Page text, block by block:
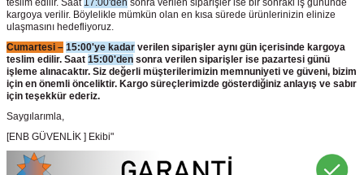
kargoya verilir. Böylelikle mümkün olan en kısa sürede ürünlerinizin elinize
ulaşmasını hedefliyoruz.
Cumartesi – 15:00'ye kadar verilen siparişler aynı gün içerisinde kargoya
teslim edilir. Saat 15:00'den sonra verilen siparişler ise pazartesi günü
işleme alınacaktır. Siz değerli müşterilerimizin memnuniyeti ve güveni, bizim
için en önemli önceliktir. Kargo süreçlerimizde gösterdiğiniz anlayış ve sabır
için teşekkür ederiz.
Saygılarımla,
[ENB GÜVENLİK ] Ekibi"